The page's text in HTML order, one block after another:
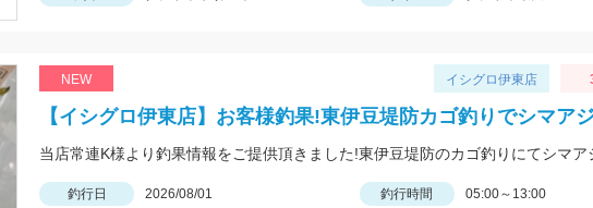
NEW イシグロ伊東店
【イシグロ伊東店】お客様釣果!東伊豆堤防カゴ釣りでシマア
釣行日 2026/08/01 釣行時間
05:00～13:00